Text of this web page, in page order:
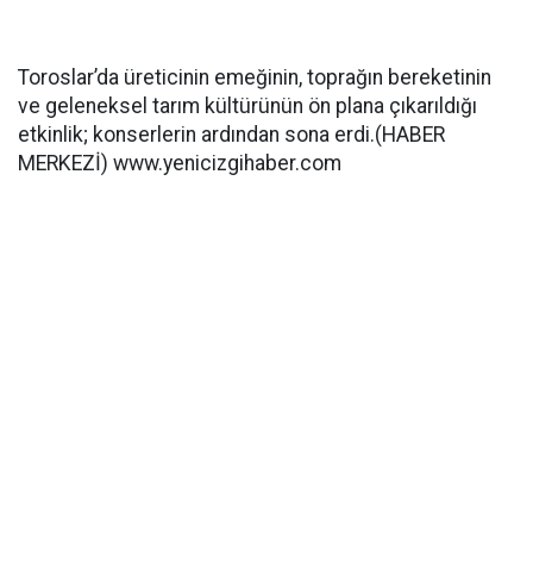
Toroslar’da üreticinin emeğinin, toprağın bereketinin
ve geleneksel tarım kültürünün ön plana çıkarıldığı
etkinlik; konserlerin ardından sona erdi.(HABER
MERKEZİ) www.yenicizgihaber.com